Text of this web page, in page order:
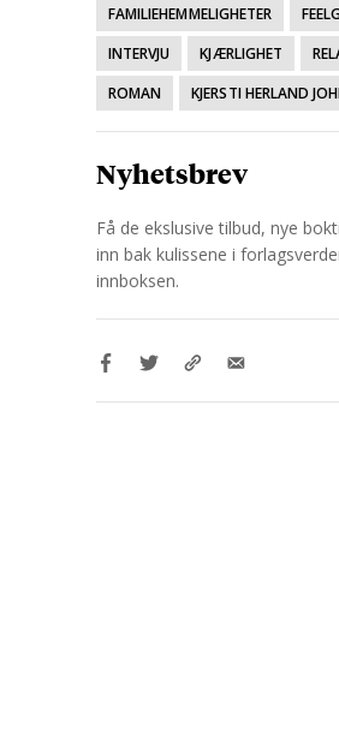
FAMILIEHEMMELIGHETER
INTERVJU
KJÆRLIGHET
ROMAN
KJERSTI HERLAND
Nyhetsbrev
Få de ekslusive tilbud, nye
inn bak kulissene i
innboksen.